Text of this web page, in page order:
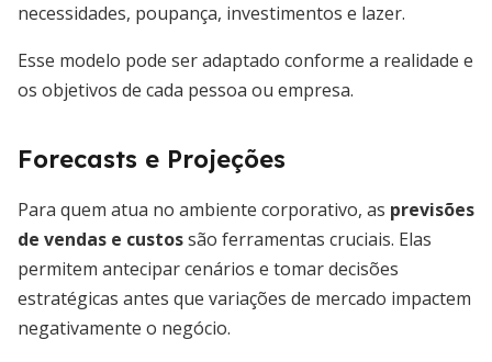
necessidades, poupança, investimentos e lazer.
Esse modelo pode ser adaptado conforme a realidade e
os objetivos de cada pessoa ou empresa.
Forecasts e Projeções
Para quem atua no ambiente corporativo, as previsões
de vendas e custossão ferramentas cruciais. Elas
permitem antecipar cenários e tomar decisões
estratégicas antes que variações de mercado impactem
negativamente o negócio.